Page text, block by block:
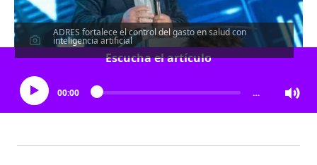
ADRES fortalece el control del gasto en salud con
inteligencia artificial
Escucha el artículo
00:00 …